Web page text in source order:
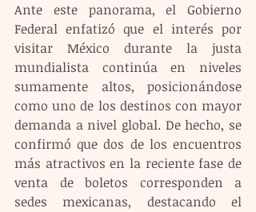
Ante este panorama, el Gobierno
Federal enfatizó que el interés por
visitar México durante la justa
mundialista continúa en niveles
sumamente altos, posicionándose
como uno de los destinos con mayor
demanda a nivel global. De hecho, se
confirmó que dos de los encuentros
más atractivos en la reciente fase de
venta de boletos corresponden a
sedes mexicanas, destacando el